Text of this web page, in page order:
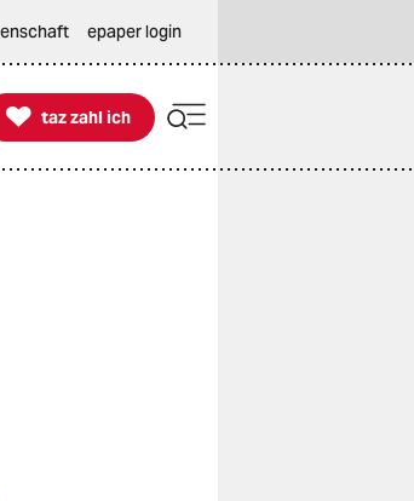
epaper login

taz zahl ich
taz zahl ich